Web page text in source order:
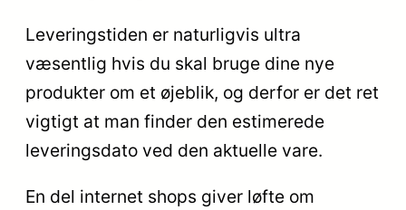
Leveringstiden er naturligvis ultra
væsentlig hvis du skal bruge dine nye
produkter om et øjeblik, og derfor er det ret
vigtigt at man finder den estimerede
leveringsdato ved den aktuelle vare.
En del internet shops giver løfte om